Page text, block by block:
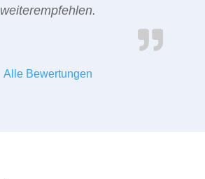
weiterempfehlen.
Alle Bewertungen